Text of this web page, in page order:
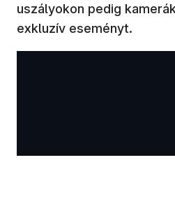
uszályokon pedig
exkluzív eseményt.